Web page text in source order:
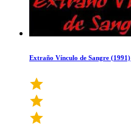
Extraño Vínculo de Sangre (1991)